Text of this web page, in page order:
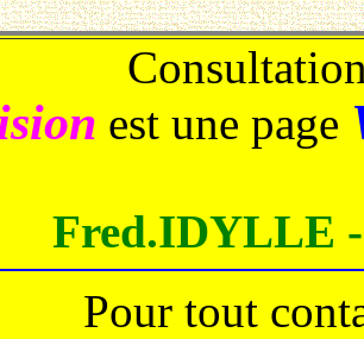
est une page
Fred.IDYLLE
Pour tout